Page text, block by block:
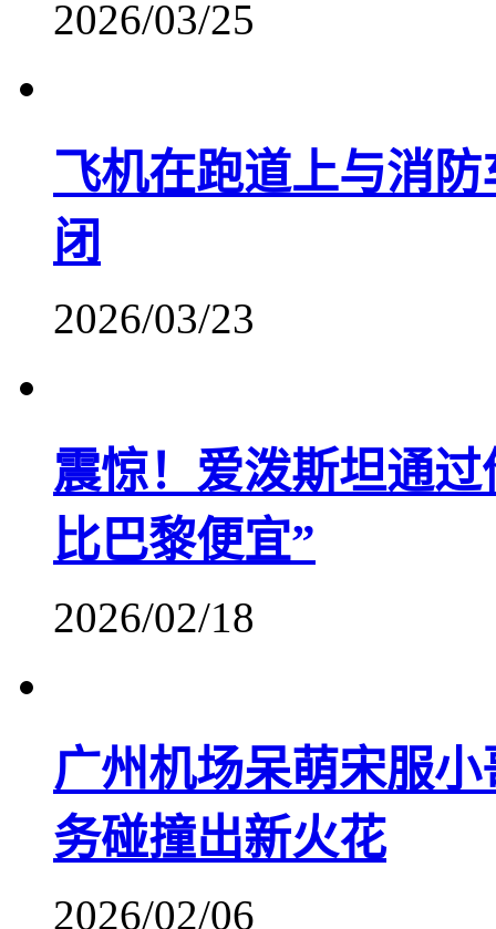
2026/03/25
飞机在跑道上与消
闭
2026/03/23
震惊！爱泼斯坦通
比巴黎便宜”
2026/02/18
广州机场呆萌宋服
务碰撞出新火花
2026/02/06